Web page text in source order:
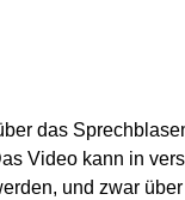
das
Video kann in
und zwar